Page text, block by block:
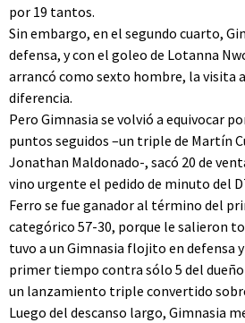
por 19 tantos.
Sin embargo, en el segundo cuarto,
defensa, y con el goleo de Lotanna
arrancó como sexto hombre, la visita
diferencia.
Pero Gimnasia se volvió a equivocar
puntos seguidos –un triple de Martín
Jonathan Maldonado-, sacó 20 de
vino urgente el pedido de minuto del
Ferro se fue ganador al término del
categórico 57-30, porque le salieron
tuvo a un Gimnasia flojito en defensa
primer tiempo contra sólo 5 del dueño
un lanzamiento triple convertido
Luego del descanso largo, Gimnasia